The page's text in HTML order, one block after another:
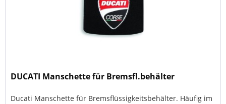
DUCATI Manschette für Bremsfl.behälter
Ducati Manschette für Bremsflüssigkeitsbehälter. Häufig im